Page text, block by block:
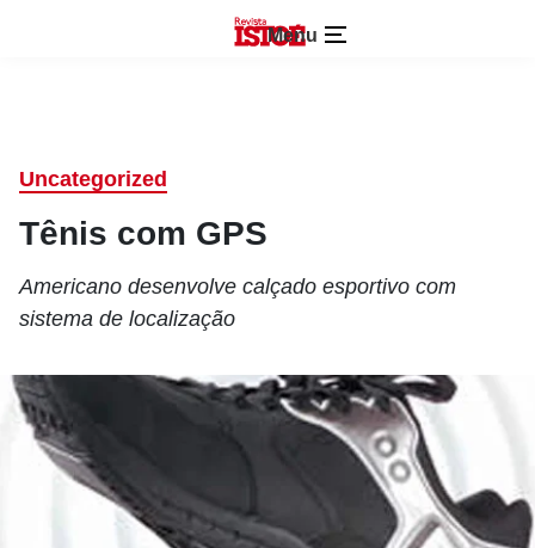
Menu
Uncategorized
Tênis com GPS
Americano desenvolve calçado esportivo com
sistema de localização